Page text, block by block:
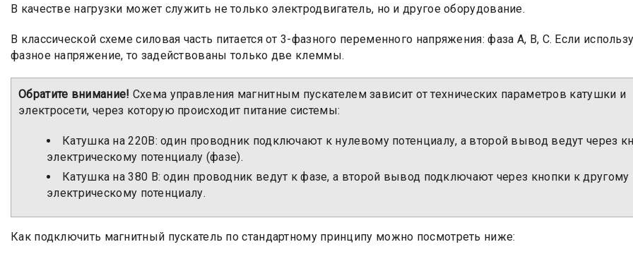
В качестве нагрузки может служить не только электродвигатель, но и другое оборудование.
В классической схеме силовая часть питается от 3-фазного переменного напряжения: фаза А, B, C. Если
фазное напряжение, то задействованы только две клеммы.
Обратите внимание! Схема управления магнитным пускателем зависит от технических параметров катушки и
электросети, через которую происходит питание системы:
Катушка на 220В: один проводник подключают к нулевому потенциалу, а второй вывод ведут через
электрическому потенциалу (фазе).
Катушка на 380 В: один проводник ведут к фазе, а второй вывод подключают через кнопки к другому
электрическому потенциалу.
Как подключить магнитный пускатель по стандартному принципу можно посмотреть ниже: